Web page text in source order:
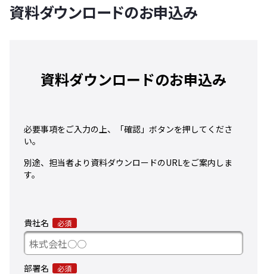
資料ダウンロードのお申込み